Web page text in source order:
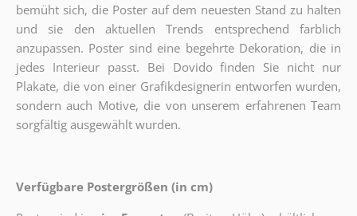
bemüht sich, die Poster auf dem neuesten Stand zu halten
und sie den aktuellen Trends entsprechend farblich
anzupassen. Poster sind eine begehrte Dekoration, die in
jedes Interieur passt. Bei Dovido finden Sie nicht nur
Plakate, die von einer Grafikdesignerin entworfen wurden,
sondern auch Motive, die von unserem erfahrenen Team
sorgfältig ausgewählt wurden.
Verfügbare Postergrößen (in cm)